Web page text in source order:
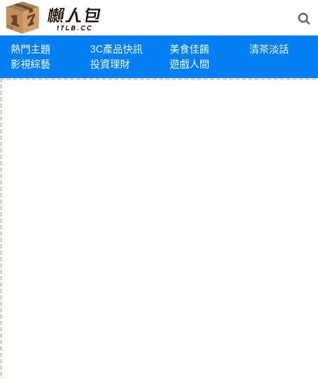
熱門主題 3C產品快訊 美食佳餚
清茶淡話
影視綜藝
投資理財 遊戲人間